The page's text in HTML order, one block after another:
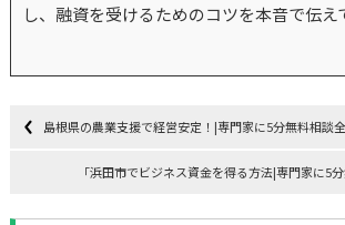
し、融資を受けるためのコツを本音で伝え
島根県の農業支援で経営安定！|専門家に5分無料相談
「浜田市でビジネス資金を得る方法|専門家に5